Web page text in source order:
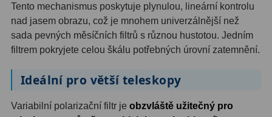
Optické hledáčky 15
Red Dot hledáčky6
Tento mechanismus poskytuje plynulou, lineární kontrolu
nad jasem obrazu, což je mnohem univerzálnější než
sada pevných měsíčních filtrů s různou hustotou. Jedním
filtrem pokryjete celou škálu potřebných úrovní zatemnění.
Ideální pro větší teleskopy
Variabilní polarizační filtr je obzvláště užitečný pro